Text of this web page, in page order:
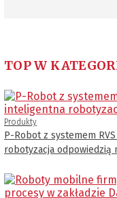
TOP W
Produkty
P-Robot z systemem
robotyzacja odpowiedzią